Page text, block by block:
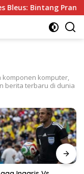
Bintang Prancis
komputer,
berita terbaru di dunia